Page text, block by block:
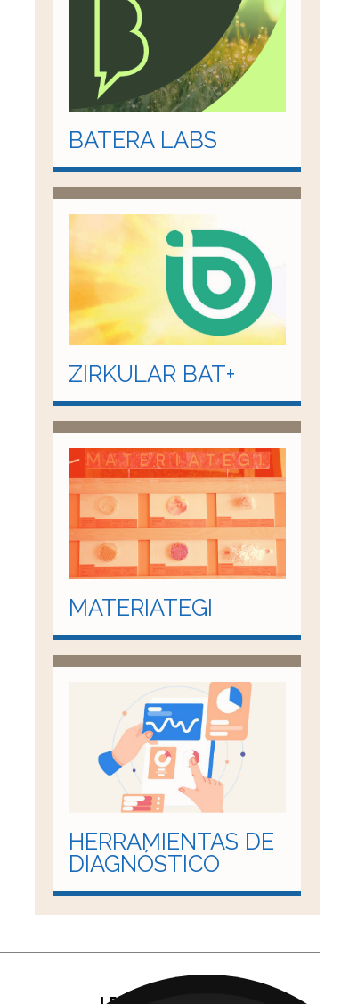
BATERA LABS
ZIRKULAR BAT+
MATERIATEGI
HERRAMIENTAS DE
DIAGNÓSTICO